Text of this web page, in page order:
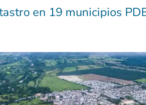
en 19 municipios